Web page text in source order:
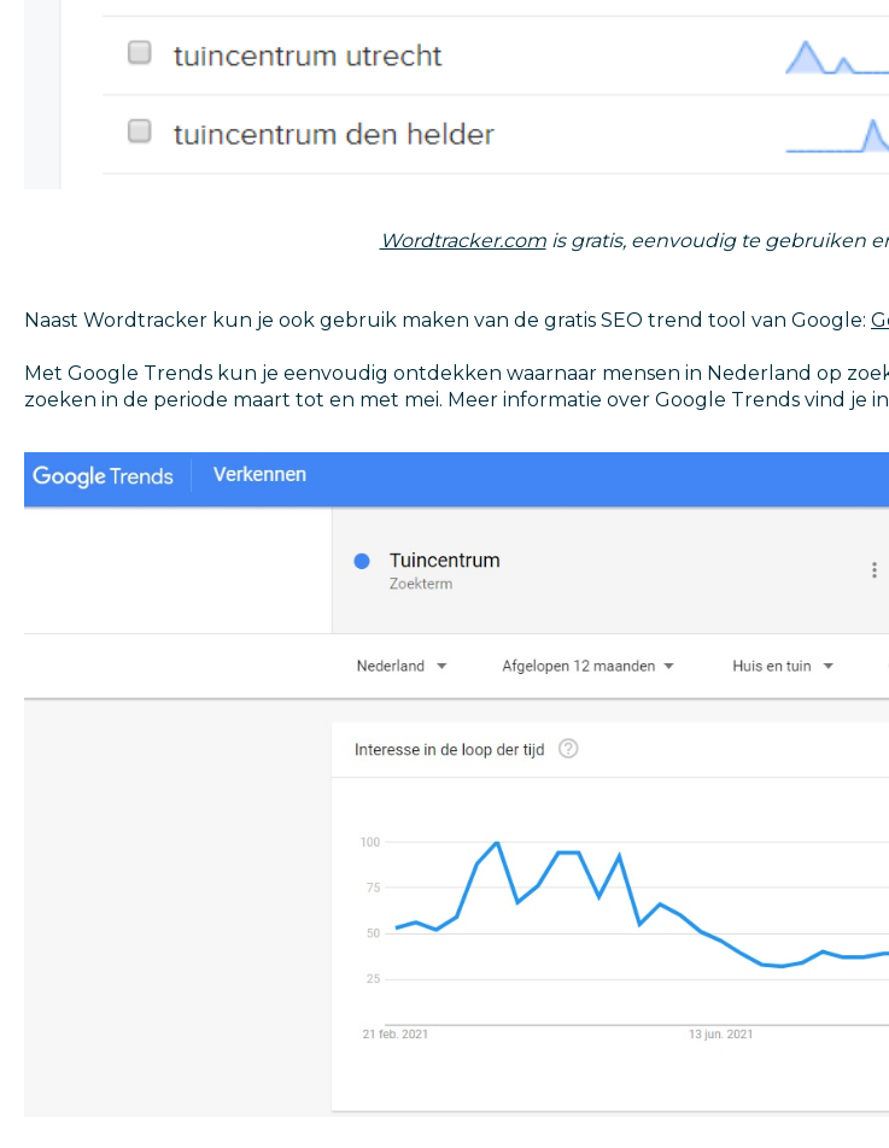
Wordtracker.comis gratis, eenvoudig te gebruiken
Naast Wordtracker kun je ook gebruik maken van de gratis SEO trend tool van Google:
Met Google Trends kun je eenvoudig ontdekken waarnaar mensen in Nederland op
zoeken in de periode maart tot en met mei. Meer informatie over Google Trends vind je